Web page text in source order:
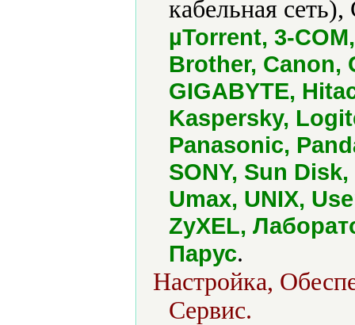
кабельная
µTorrent, 3-
Brother, Canon,
GIGABYTE,
Kaspersky,
Panasonic,
SONY, Sun
Umax, UNIX,
ZyXEL,
Парус.
Настройка,
Сервис.